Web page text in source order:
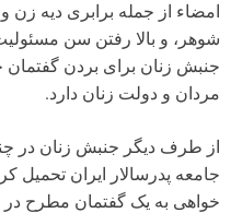
امضاء از جمله برابری دیه زن
شوهر، و بالا رفتن سن
جنبش زنان برای بردن
مردان و دولت زنان دارد.
از طرف دیگر جنبش زنان در
جامعه پدرسالار ایران تحمیل
خواهی به یک گفتمان مطرح در